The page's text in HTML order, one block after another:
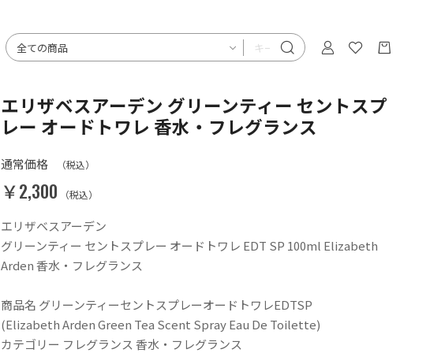
エリザベスアーデン グリーンティー セントスプ
レー オードトワレ 香水・フレグランス
通常価格 （税込）
￥2,300 （税込）
エリザベスアーデン
グリーンティー セントスプレー オードトワレ EDT SP 100ml Elizabeth
Arden 香水・フレグランス
商品名 グリーンティーセントスプレーオードトワレEDTSP
(Elizabeth Arden Green Tea Scent Spray Eau De Toilette)
カテゴリー フレグランス 香水・フレグランス